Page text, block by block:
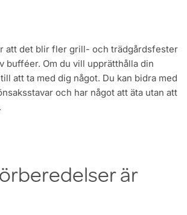
att det blir fler grill- och trädgårdsfester
bufféer. Om du vill upprätthålla din
att ta med dig något. Du kan bidra med
och har något att äta utan att
är